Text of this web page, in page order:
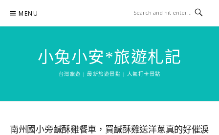
content
MENU
小兔小安*旅遊札記
台灣旅遊 | 最新旅遊景點 | 人氣打卡景點
南州國小旁鹹酥雞餐車，買鹹酥雞送洋蔥真的好催淚